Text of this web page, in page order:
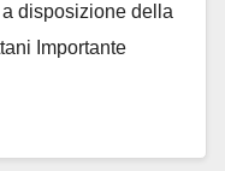
disposizione della
Importante